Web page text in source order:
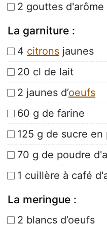
2 gouttes d'arôme
La garniture :
4 citrons jaunes
20 cl de lait
2 jaunes d’oeufs
60 g de farine
125 g de sucre en
70 g de poudre
1 cuillère à café
La meringue :
2 blancs d’oeufs